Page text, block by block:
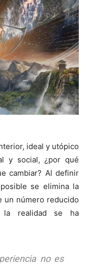
ideal y utópico
y social, ¿por qué
cambiar? Al definir
se elimina la
un número reducido
la realidad se ha
no es